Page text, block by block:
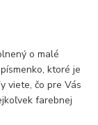
o malé
ktoré je
viete, čo pre Vás
farebnej